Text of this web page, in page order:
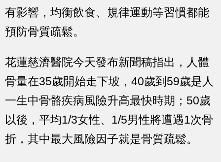
有影響，均衡飲食、規律運動等習慣都能
預防骨質疏鬆。
花蓮慈濟醫院今天發布新聞稿指出，人體
骨量在35歲開始走下坡，40歲到59歲是人
一生中骨骼疾病風險升高最快時期；50歲
以後，平均1/3女性、1/5男性將遭遇1次骨
折，其中最大風險因子就是骨質疏鬆。